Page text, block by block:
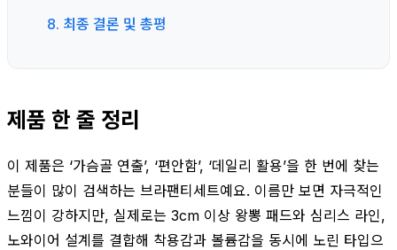
8. 최종 결론 및 총평
제품 한 줄 정리
이 제품은 ‘가슴골 연출’, ‘편안함’, ‘데일리 활용’을 한 번에 찾는
분들이 많이 검색하는 브라팬티세트예요. 이름만 보면 자극적인
느낌이 강하지만, 실제로는 3cm 이상 왕뽕 패드와 심리스 라인,
노와이어 설계를 결합해 착용감과 볼륨감을 동시에 노린 타입으